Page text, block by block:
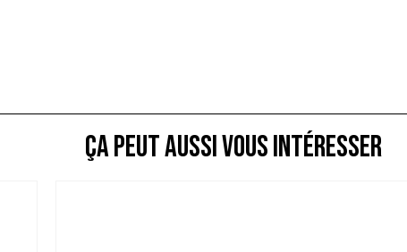
ça peut aussi vous intéresser